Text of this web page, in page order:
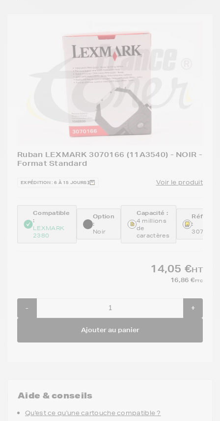
Ruban LEXMARK 3070166 (11A3540) - NOIR -
Format Standard
EXPÉDITION : 6 À 15 JOURS Voir le produit
Compatible
:
LEXMARK
2380
Option
:
Noir
Capacité :
4 millions
de
caractères
:
3070166
14,05 €HT
16,86 €TTC
- +
Ajouter au panier
Aide & conseils
Qu'est ce qu'une cartouche compatible ?